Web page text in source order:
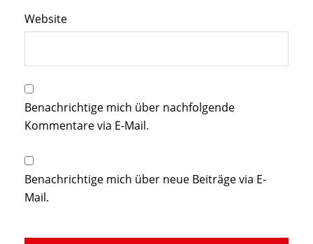
Website
Benachrichtige mich über nachfolgende
Kommentare via E-Mail.
Benachrichtige mich über neue Beiträge via E-
Mail.